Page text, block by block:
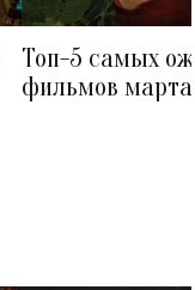
Топ-5 самых
фильмов